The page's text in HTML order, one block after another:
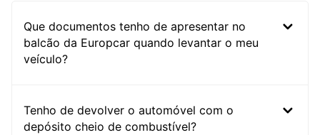
Que documentos tenho de apresentar no
balcão da Europcar quando levantar o meu
veículo?
Tenho de devolver o automóvel com o
depósito cheio de combustível?